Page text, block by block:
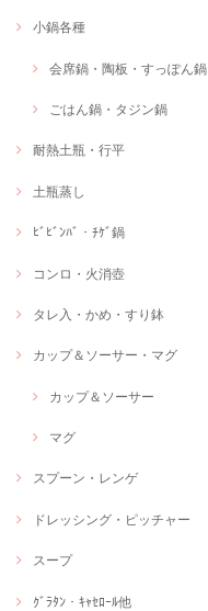
小鍋各種
会席鍋・陶板・すっぽん鍋
ごはん鍋・タジン鍋
耐熱土瓶・行平
土瓶蒸し
ﾋﾞﾋﾞﾝﾊﾞ・ﾁｹﾞ鍋
コンロ・火消壺
タレ入・かめ・すり鉢
カップ＆ソーサー・マグ
カップ＆ソーサー
マグ
スプーン・レンゲ
ドレッシング・ピッチャー
スープ
ｸﾞﾗﾀﾝ・ｷｬｾﾛｰﾙ他